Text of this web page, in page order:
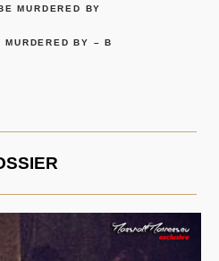
MURDERED BY
MURDERED BY – B